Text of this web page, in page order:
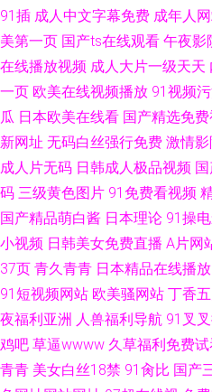
91插 成人中文字幕免费 成年人
美第一页 国产ts在线观看 午夜影
在线播放视频 成人大片一级天天
一页 欧美在线视频播放 91视频
瓜 日本欧美在线看 国产精选免
新网址 无码白丝强行免费 激情
成人片无码 日韩成人极品视频
码 三级黄色图片 91免费看视频
国产精品萌白酱 日本理论 91操
小视频 日韩美女免费直播 A片网
37页 青久青青 日本精品在线播放
91短视频网站 欧美骚网站 丁香
夜福利亚洲 人兽福利导航 91叉
鸡吧 草逼wwww 久草福利免费
青青 美女白丝18禁 91肏比 国产